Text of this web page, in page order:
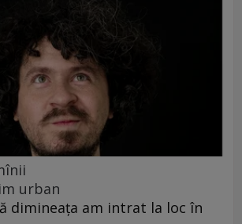
urban
dimineața am intrat la loc în